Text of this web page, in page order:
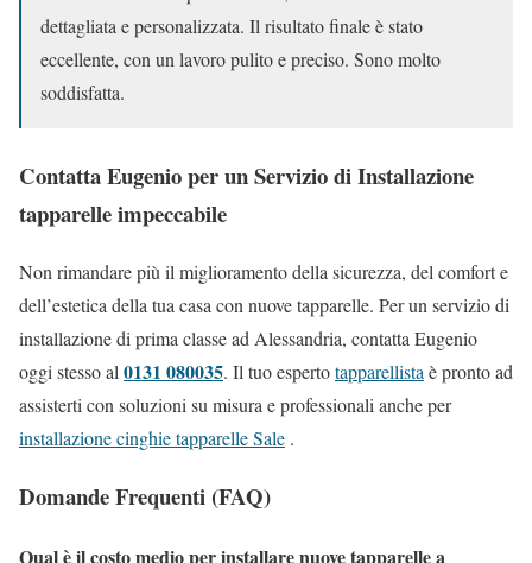
dettagliata e personalizzata. Il risultato finale è stato
eccellente, con un lavoro pulito e preciso. Sono molto
soddisfatta.
Contatta Eugenio per un Servizio di Installazione
tapparelle impeccabile
Non rimandare più il miglioramento della sicurezza, del comfort e
dell’estetica della tua casa con nuove tapparelle. Per un servizio di
installazione di prima classe ad Alessandria, contatta Eugenio
oggi stesso al 0131 080035. Il tuo espertotapparellista è pronto ad
assisterti con soluzioni su misura e professionali anche per
installazione cinghie tapparelle Sale .
Domande Frequenti (FAQ)
Qual è il costo medio per installare nuove tapparelle a